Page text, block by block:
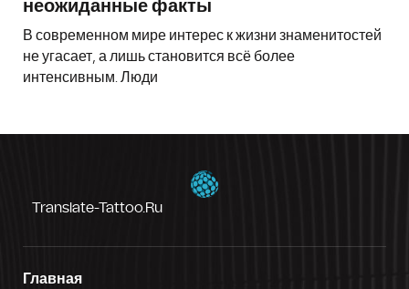
неожиданные факты
В современном мире интерес к жизни знаменитостей
не угасает, а лишь становится всё более
интенсивным. Люди
Translate-Tattoo.ru
Главная